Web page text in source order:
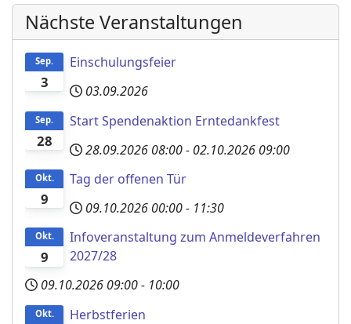
Nächste Veranstaltungen
3
Sep.
Einschulungsfeier
03.09.2026
28
Sep.
Start Spendenaktion Erntedankfest
28.09.2026 08:00- 02.10.2026 09:00
9
Okt.
Tag der offenen Tür
09.10.2026 00:00- 11:30
9
Okt.
Infoveranstaltung zum Anmeldeverfahren
2027/28
09.10.2026 09:00- 10:00
Okt.
Herbstferien